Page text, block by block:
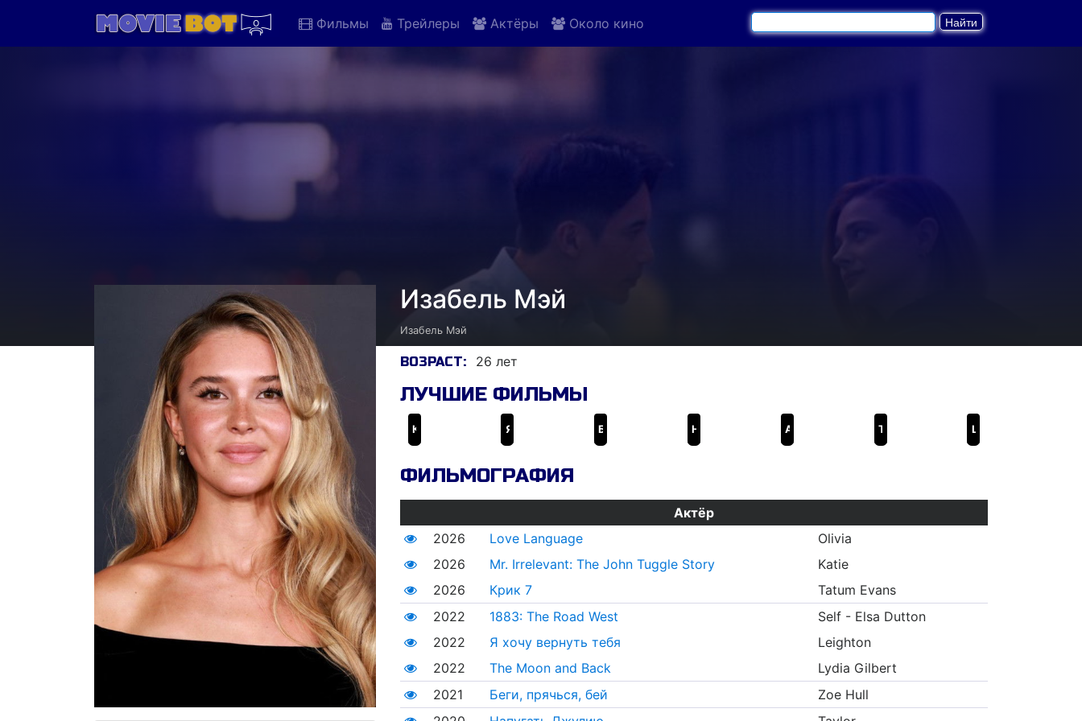
Фильмы Трейлеры Актёры Около кино
Изабель Мэй
Изабель Мэй
ВОЗРАСТ: 26 лет
ЛУЧШИЕ ФИЛЬМЫ
ФИЛЬМОГРАФИЯ
Актёр
2026
Love Language
Olivia
2026
Mr. Irrelevant: The John Tuggle Story
Katie
2026
Крик 7
Tatum Evans
2022
1883: The Road West
Self - Elsa Dutton
2022
Я хочу вернуть тебя
Leighton
2022
The Moon and Back
Lydia Gilbert
2021
Беги, прячься, бей
Zoe Hull